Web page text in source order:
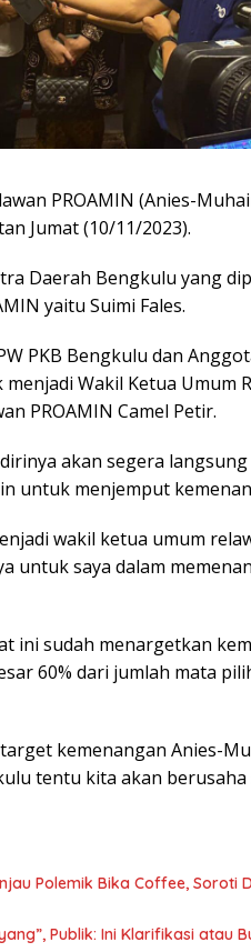
PROAMIN (Anies-
Jumat (10/11/2023).
Daerah Bengkulu yang
yaitu Suimi Fales.
PKB Bengkulu dan
Wakil Ketua Umum
PROAMIN Camel Petir.
akan segera
untuk menjemput
wakil ketua umum
untuk saya dalam
ini sudah menargetkan
60% dari jumlah mata
kemenangan Anies-
tentu kita akan berusaha
Polemik Bika Coffee, Soroti
Publik: Ini Klarifikasi atau